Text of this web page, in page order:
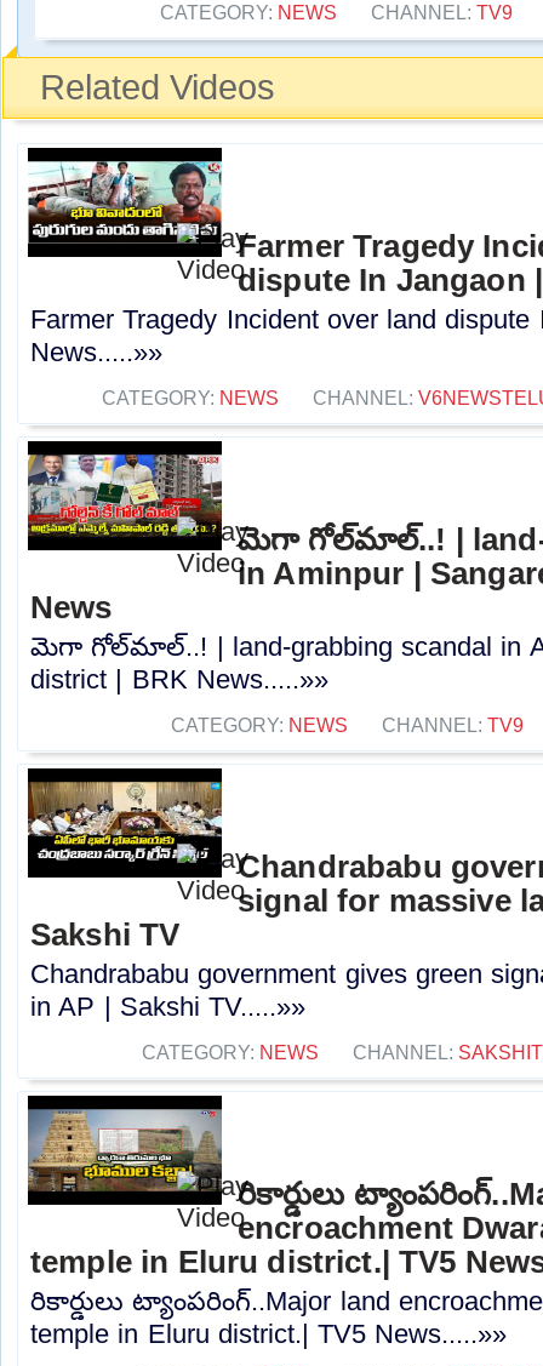
CATEGORY: NEWS CHANNEL: TV9
Related Videos
Farmer Tragedy
dispute In Jangaon
Farmer Tragedy Incident over land
News.....»»
CATEGORY: NEWS CHANNEL:
మెగా గోల్​మాల్..! | land-
in Aminpur |
News
మెగా గోల్​మాల్..! | land-grabbing scandal in
district | BRK News.....»»
CATEGORY: NEWS CHANNEL: TV9
Chandrababu
signal for massive
Sakshi TV
Chandrababu government gives green
in AP | Sakshi TV.....»»
CATEGORY: NEWS CHANNEL:
రికార్డులు
encroachment
temple in Eluru district.| TV5
రికార్డులు ట్యాంపరింగ్..Major land
temple in Eluru district.| TV5 News.....»»